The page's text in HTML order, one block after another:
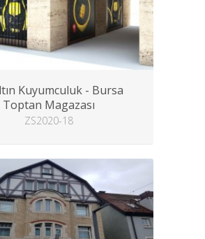
Kuyumculuk - Bursa
Toptan Magazası
ZS2020-18